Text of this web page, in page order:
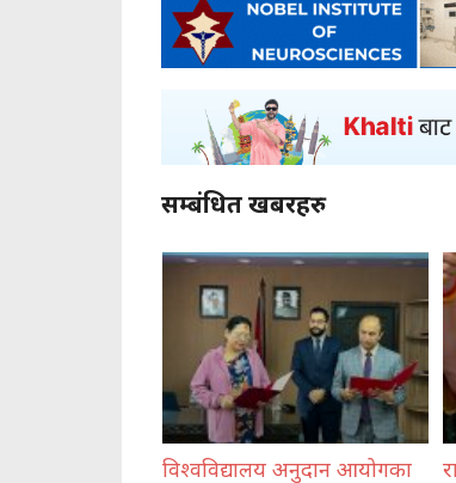
सम्बंधित खबरहरु
राजसंस्था हटेदेखि नेपाललाई दशा